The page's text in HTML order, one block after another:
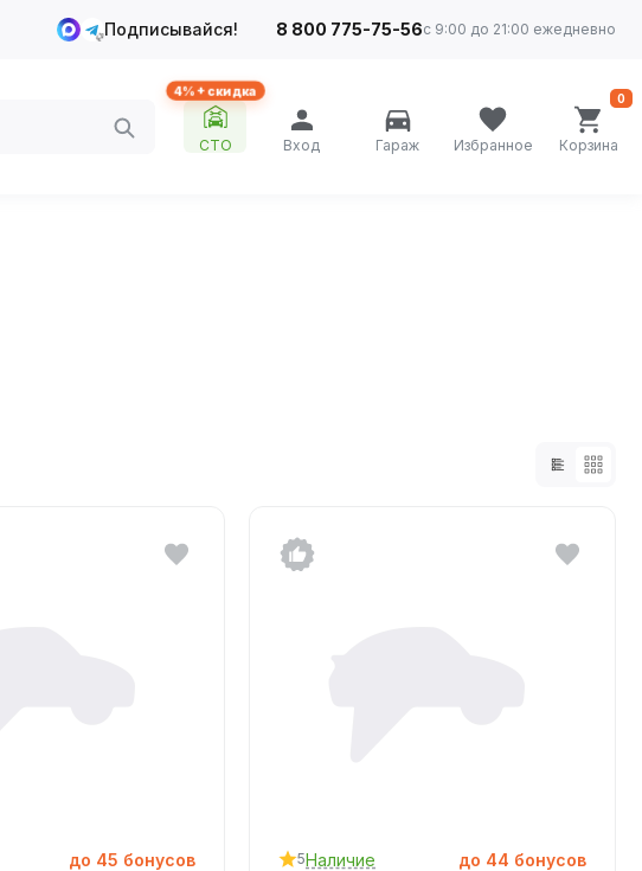
Подписывайся! 8 800 775-75-56с 9:00 до 21:00 ежедневно
4%+ скидка
СТО Вход Гараж Избранное Корзина
0
до 45 бонусов 5Наличие до 44 бонусов